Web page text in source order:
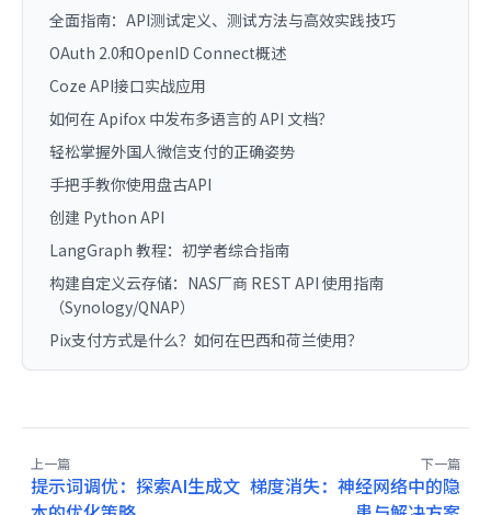
全面指南：API测试定义、测试方法与高效实践技巧
OAuth 2.0和OpenID Connect概述
Coze API接口实战应用
如何在 Apifox 中发布多语言的 API 文档？
轻松掌握外国人微信支付的正确姿势
手把手教你使用盘古API
创建 Python API
LangGraph 教程：初学者综合指南
构建自定义云存储：NAS厂商 REST API 使用指南
（Synology/QNAP）
Pix支付方式是什么？如何在巴西和荷兰使用？
上一篇
提示词调优：探索AI生成文
下一篇
梯度消失：神经网络中的隐